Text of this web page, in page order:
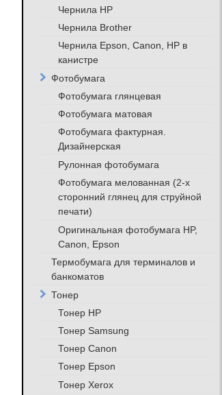
Чернила HP
Чернила Brother
Чернила Epson, Canon, HP в
канистре
Фотобумага
Фотобумага глянцевая
Фотобумага матовая
Фотобумага фактурная.
Дизайнерская
Рулонная фотобумага
Фотобумага мелованная (2-х
сторонний глянец для струйной
печати)
Оригинальная фотобумага HP,
Canon, Epson
Термобумага для терминалов и
банкоматов
Тонер
Тонер HP
Тонер Samsung
Тонер Canon
Тонер Epson
Тонер Xerox